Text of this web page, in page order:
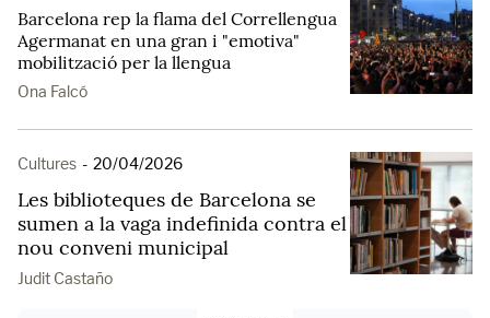
Barcelona rep la flama del Correllengua
Agermanat en una gran i "emotiva"
mobilització per la llengua
Ona Falcó
Cultures - 20/04/2026
Les biblioteques de Barcelona se
sumen a la vaga indefinida contra el
nou conveni municipal
Judit Castaño